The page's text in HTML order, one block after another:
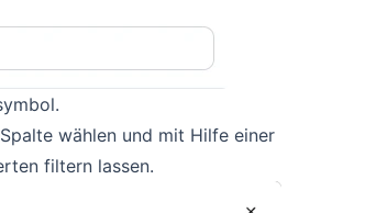
wählen und mit Hilfe einer
filtern lassen.